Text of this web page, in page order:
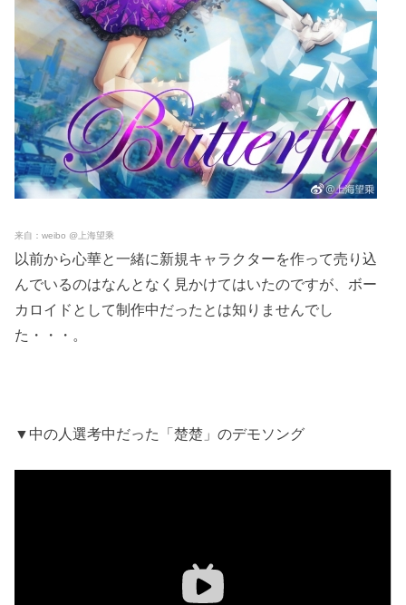
来自：weibo @上海望乘
以前から心華と一緒に新規キャラクターを作って売り込
んでいるのはなんとなく見かけてはいたのですが、ボー
カロイドとして制作中だったとは知りませんでし
た・・・。
▼中の人選考中だった「楚楚」のデモソング